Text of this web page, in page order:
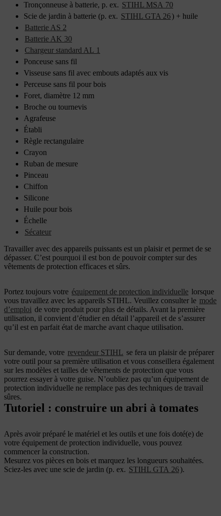
Tronçonneuse à batterie, p. ex. STIHL MSA 70
Scie de jardin à batterie (p. ex. STIHL GTA 26) + huile
Batterie AS 2
Batterie AK 30
Chargeur standard AL 1
Ponceuse sans fil
Visseuse sans fil avec embouts adaptés aux vis
Perceuse sans fil pour bois
Foret, diamètre 12 mm
Broche ou tournevis
Agrafeuse
Établi
Règle rectangulaire
Crayon
Ruban de mesure
Pinceau
Chiffon
Silicone
Huile pour bois
Échelle
Sécateur
Travailler avec des appareils puissants est un plaisir et permet de se
dépasser. C’est pourquoi il est bon de pouvoir compter sur des
vêtements de protection efficaces et sûrs.
Portez toujours votre équipement de protection individuelle lorsque
vous travaillez avec les appareils STIHL. Veuillez consulter le mode
d’emploi de votre produit pour plus de détails. Avant la première
utilisation, il convient d’étudier en détail l’appareil et de s’assurer
qu’il est en parfait état de marche avant chaque utilisation.
Sur demande, votre revendeur STIHL se fera un plaisir de préparer
votre outil pour sa première utilisation et vous conseillera également
sur les modèles et tailles de vêtements de protection que vous
pourrez essayer à votre guise. N’oubliez pas qu’un équipement de
protection individuelle ne remplace pas des techniques de travail
sûres.
Tutoriel : construire un abri à tomates
Après avoir préparé le matériel et les outils et une fois doté(e) de
votre équipement de protection individuelle, vous pouvez
commencer la construction.
Mesurez vos pièces en bois et marquez les longueurs souhaitées.
Sciez-les avec une scie de jardin (p. ex. STIHL GTA 26).